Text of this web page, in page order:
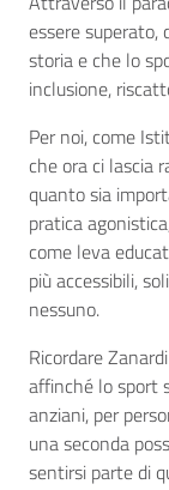
essere superato,
storia e che lo
inclusione,
Per noi, come
che ora ci lascia
quanto sia
pratica
come leva
più accessibili,
nessuno.
Ricordare
affinché lo sport
anziani, per
una seconda
sentirsi parte di